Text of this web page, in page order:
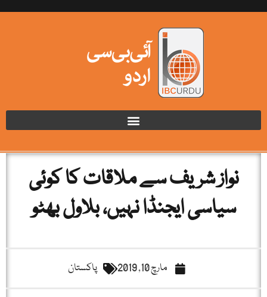
نواز شریف سے ملاقات کا کوئی
سیاسی ایجنڈا نہیں، بلاول بھٹو
مارچ 10, 2019 پاکستان